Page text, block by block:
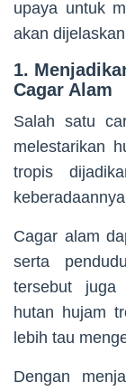
upaya untuk
akan
1.
Cagar Alam
Salah satu
melestarikan
tropis
Cagar alam
serta
tersebut juga
hutan hujam
lebih tau
Dengan